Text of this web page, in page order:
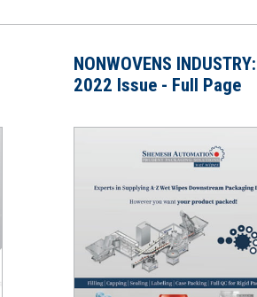
NONWOVENS
2022 Issue - Full Page